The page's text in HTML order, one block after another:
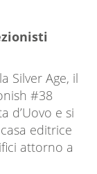
Silver Age, il
#38
d’Uovo e si
editrice
attorno a